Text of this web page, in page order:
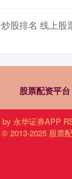
股排名 线上股
股票配资平台
by 永华证券APP
© 2013-2025 股票